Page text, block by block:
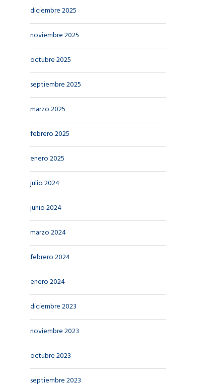
diciembre 2025
noviembre 2025
octubre 2025
septiembre 2025
marzo 2025
febrero 2025
enero 2025
julio 2024
junio 2024
marzo 2024
febrero 2024
enero 2024
diciembre 2023
noviembre 2023
octubre 2023
septiembre 2023